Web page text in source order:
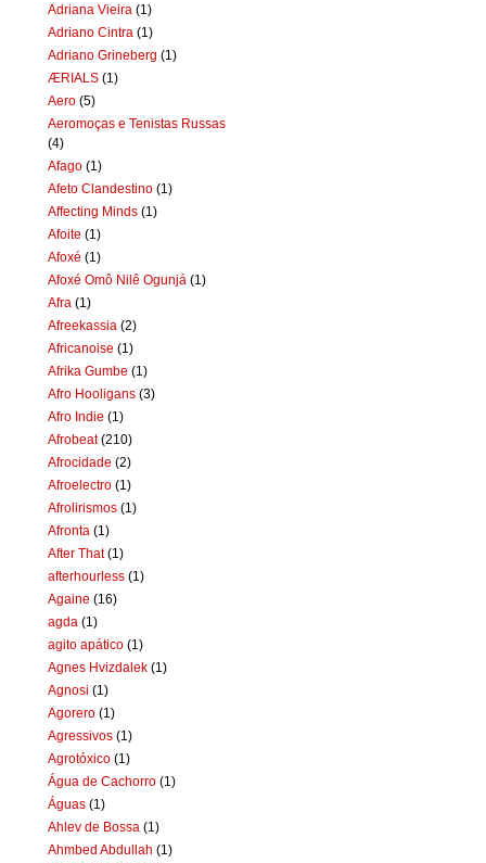
Adriana Vieira (1)
Adriano Cintra (1)
Adriano Grineberg (1)
ÆRIALS (1)
Aero (5)
Aeromoças e Tenistas Russas
(4)
Afago (1)
Afeto Clandestino (1)
Affecting Minds (1)
Afoite (1)
Afoxé (1)
Afoxé Omô Nilê Ogunjá (1)
Afra (1)
Afreekassia (2)
Africanoise (1)
Afrika Gumbe (1)
Afro Hooligans (3)
Afro Indie (1)
Afrobeat (210)
Afrocidade (2)
Afroelectro (1)
Afrolirismos (1)
Afronta (1)
After That (1)
afterhourless (1)
Againe (16)
agda (1)
agito apático (1)
Agnes Hvizdalek (1)
Agnosi (1)
Agorero (1)
Agressivos (1)
Agrotóxico (1)
Água de Cachorro (1)
Águas (1)
Ahlev de Bossa (1)
Ahmbed Abdullah (1)